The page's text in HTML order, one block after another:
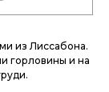
из Лиссабона.
горловины и на